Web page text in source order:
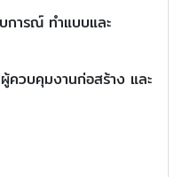
การณ์ ทำแบบและ
ควบคุมงานก่อสร้าง และ